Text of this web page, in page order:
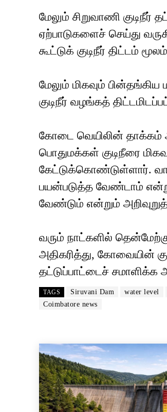
மேலும் சிறுவாணி குடிநீர்
ஏற்பாடுகளைச் செய்து
கூட்டுக் குடிநீர் திட்டம்
மேலும் மிகவும்
குடிநீர் வழங்கத்
கோடை வெயிலின் தாக்கம்
பொதுமக்கள் குடிநீரை
கேட்டுக்கொண்டுள்ளார்.
பயன்படுத்த வேண்டாம்
வேண்டும் என்றும்
வரும் நாட்களில்
அதிகரித்து, கோவையின்
தட்டுப்பாட்டைச் சமாளிக்க
TAGS Siruvani Dam water level
Coimbatore news